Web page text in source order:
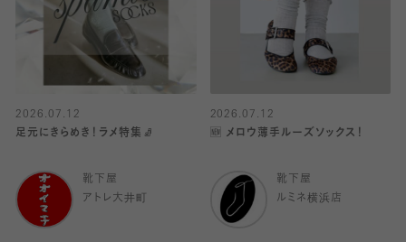
2026.07.12
足元にきらめき！ラメ特集🧦
靴下屋
アトレ大井町
2026.07.12
🆕 メロウ薄手ルーズソックス！
靴下屋
ルミネ横浜店